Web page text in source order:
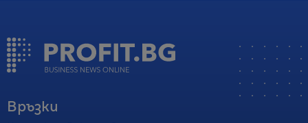
Връзки